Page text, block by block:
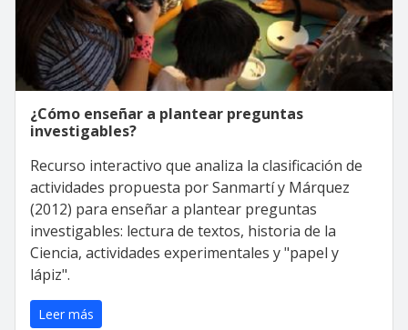
¿Cómo enseñar a plantear preguntas
investigables?
Recurso interactivo que analiza la clasificación de
actividades propuesta por Sanmartí y Márquez
(2012) para enseñar a plantear preguntas
investigables: lectura de textos, historia de la
Ciencia, actividades experimentales y "papel y
lápiz".
Leer más